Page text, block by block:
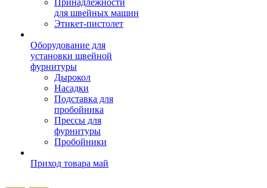
Принадлежности
для швейных машин
Этикет-пистолет
Оборудование для
установки швейной
фурнитуры
Дырокол
Насадки
Подставка для
пробойника
Прессы для
фурнитуры
Пробойники
Приход товара май